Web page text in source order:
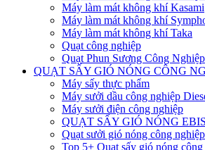
Máy làm mát không khí Kasami
Máy làm mát không khí
Máy làm mát không khí Taka
Quạt công nghiệp
Quạt Phun Sương Công Nghiệp
QUẠT SẤY GIÓ NÓNG CÔNG
Máy sấy thực phẩm
Máy sưởi dầu công nghiệp
Máy sưởi điện công nghiệp
QUẠT SẤY GIÓ NÓNG
Quạt sưởi gió nóng công
Top 5+ Quạt sấy gió nóng